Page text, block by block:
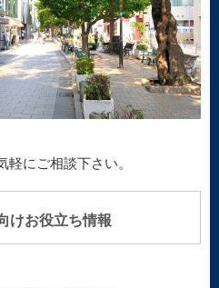
軽にご相談下さい。
けお役立ち情報